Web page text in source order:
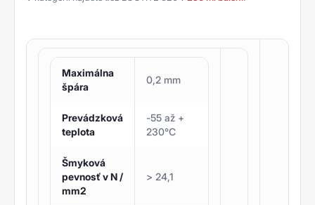
Maximálna
špára
0,2 mm
Prevádzková
teplota
-55 až +
230°C
Šmyková
pevnosť v N /
mm2
> 24,1